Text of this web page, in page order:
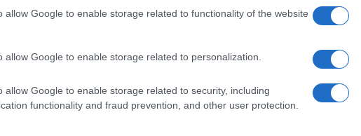
allow Google to enable storage related to functionality of the website
allow Google to enable storage related to personalization.
allow Google to enable storage related to security, including
functionality and fraud prevention, and other user protection.
trasmissione delle tradizioni e della cultura
come l’arte e la storia possano avvicinare
e feedback
iniziative, è fondamentale monitorare le